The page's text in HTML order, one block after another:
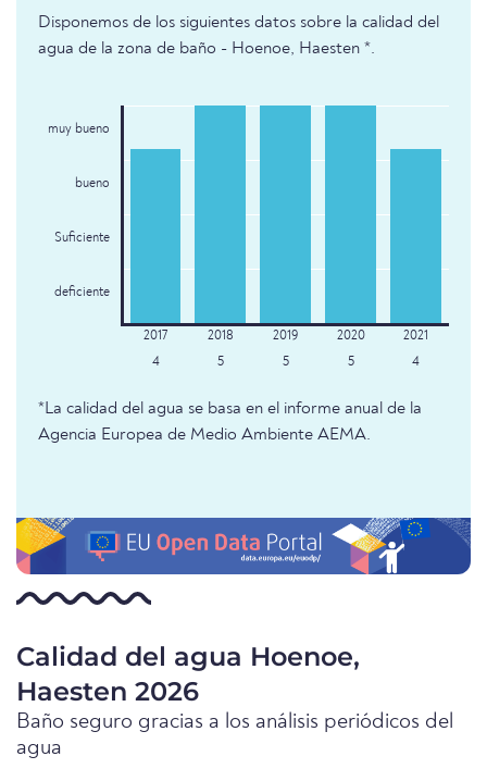
Disponemos de los siguientes datos sobre la calidad del
agua de la zona de baño - Hoenoe, Haesten *.
muy bueno
bueno
Suficiente
deficiente
4 5 5 5 4
*La calidad del agua se basa en el informe anual de la
Agencia Europea de Medio Ambiente AEMA.
Calidad del agua Hoenoe,
Haesten 2026
Baño seguro gracias a los análisis periódicos del
agua